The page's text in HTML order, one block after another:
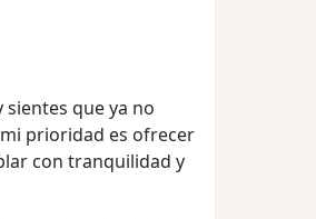
prioridad es ofrecer
con tranquilidad y